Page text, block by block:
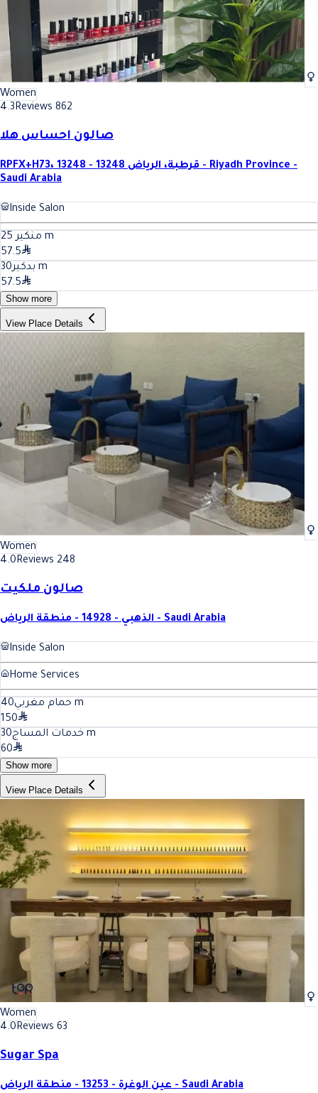
Women
4.3Reviews 862
صالون احساس هلا
RPFX+H73، قرطبة، الرياض 13248 - 13248 - Riyadh Province -
Saudi Arabia
Inside Salon
منكير 25
m
57.5
بدكير30
m
57.5
Show more
View Place Details
Women
4.0Reviews 248
صالون ملكيت
الذهبي - 14928 - منطقة الرياض - Saudi Arabia
Inside Salon
Home Services
حمام مغربي40
m
150
خدمات المساج30
m
60
Show more
View Place Details
Women
4.0Reviews 63
Sugar Spa
عين الوغرة - 13253 - منطقة الرياض - Saudi Arabia